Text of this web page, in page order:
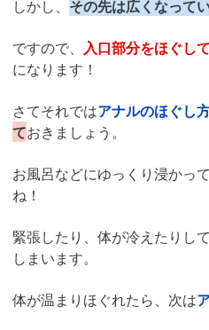
しかし、 その先は広くなって
ですので、 入口部分をほぐし
になります！
さてそれではアナルのほぐし
ておきましょう。
お風呂などにゆっくり浸かっ
ね！
緊張したり、体が冷えたりし
しまいます。
体が温まりほぐれたら、次は